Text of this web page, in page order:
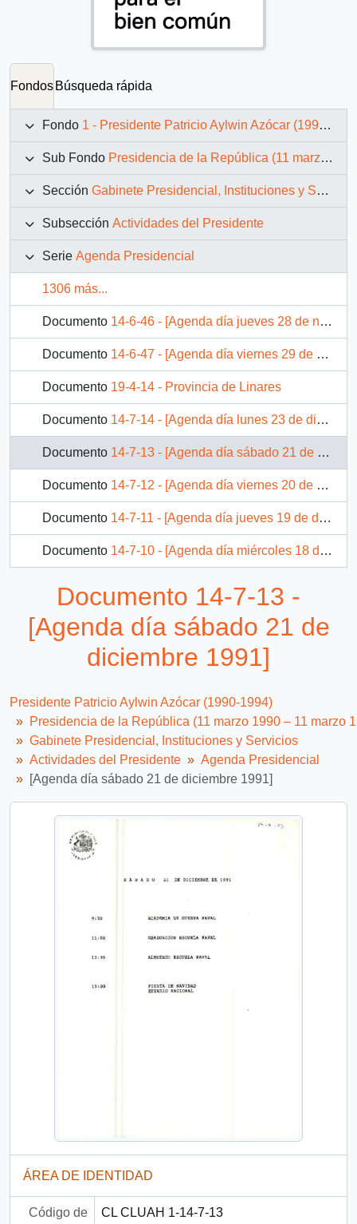
Fondos Búsqueda rápida
Fondo 1 - Presidente Patricio Aylwin Azócar (1990-1994)
Sub Fondo Presidencia de la República (11 marzo 1990 – 11 marzo 1994)
Sección Gabinete Presidencial, Instituciones y Servicios
Subsección Actividades del Presidente
Serie Agenda Presidencial
1306 más...
Documento 14-6-46 - [Agenda día jueves 28 de noviembre 1991]
Documento 14-6-47 - [Agenda día viernes 29 de noviembre 1991]
Documento 19-4-14 - Provincia de Linares
Documento 14-7-14 - [Agenda día lunes 23 de diciembre 1991]
Documento 14-7-13 - [Agenda día sábado 21 de diciembre 1991]
Documento 14-7-12 - [Agenda día viernes 20 de diciembre 1991]
Documento 14-7-11 - [Agenda día jueves 19 de diciembre 1991]
Documento 14-7-10 - [Agenda día miércoles 18 de diciembre 1991]
393 más...
Documento 14-7-13 -
[Agenda día sábado 21 de
diciembre 1991]
Presidente Patricio Aylwin Azócar (1990-1994)
Presidencia de la República (11 marzo 1990 – 11 marzo
Gabinete Presidencial, Instituciones y Servicios
Actividades del Presidente
Agenda Presidencial
[Agenda día sábado 21 de diciembre 1991]
ÁREA DE IDENTIDAD
Código de CL CLUAH 1-14-7-13